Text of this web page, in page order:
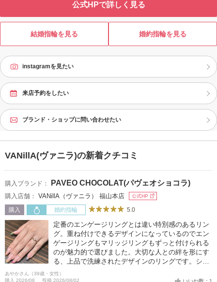
公式HPで詳しく見る
結婚指輪を見る 婚約指輪を見る
instagramを見たい
来店予約をしたい
ブランド・ショップに問い合わせたい
VANillA(ヴァニラ)の新着クチコミ
購入ブランド： PAVEO CHOCOLAT(パヴェオショコラ)
購入店舗： VANillA（ヴァニラ） 福山本店 公式HP
購入 婚約指輪 5.0
定番のエンゲージリングとは違い特別感のあるリン
グ。重ね付けできるデザインになっているのでエン
ゲージリングもマリッジリングもずっと付けられる
のが魅力的で選びました。大切な人との絆を形にす
る、上品で洗練されたデザインのリングです。シン
プルながらも存在感があり、普段使いから特別な日
まで幅広く活躍します。肌になじむ美しい輝きと、
あやかさん（39歳・女性）
購入 2026/08
投稿 2026/08/02